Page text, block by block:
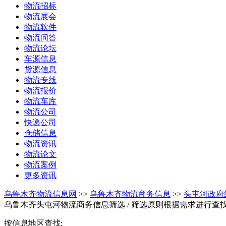
物流招标
物流展会
物流软件
物流问答
物流论坛
车源信息
货源信息
物流专线
物流报价
物流车库
物流公司
快递公司
仓储信息
物流资讯
物流论文
物流案例
更多资讯
乌鲁木齐物流信息网 >> 乌鲁木齐物流商务信息 >> 头屯河政府
乌鲁木齐头屯河物流商务信息筛选 / 筛选原则根据需求进行查
按信息地区查找: